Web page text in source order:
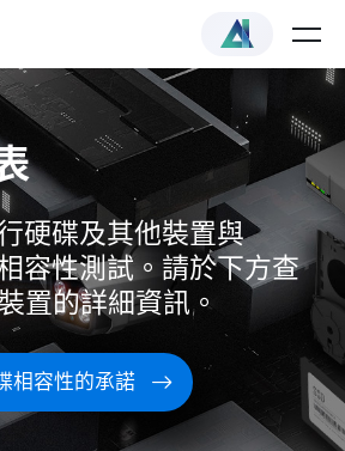
硬碟及其他裝置與
容性測試。請於下方查
置的詳細資訊。
相容性的承諾